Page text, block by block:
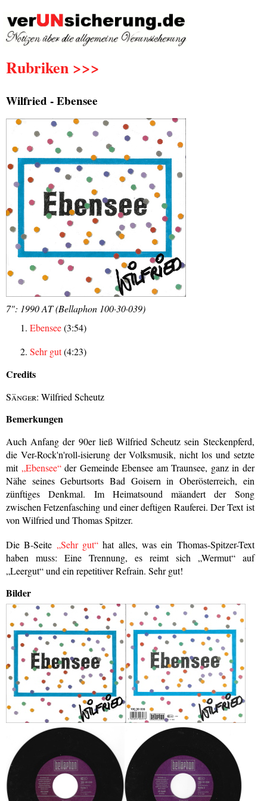
Rubriken >>>
Wilfried - Ebensee
7": 1990 AT (Bellaphon 100·30·039)
Ebensee(3:54)
Sehr gut(4:23)
Credits
Sänger: Wilfried Scheutz
Bemerkungen
Auch Anfang der 90er ließ Wilfried Scheutz sein Steckenpferd,
die Ver-Rock'n'roll-isierung der Volksmusik, nicht los und setzte
mit „Ebensee“der Gemeinde Ebensee am Traunsee, ganz in der
Nähe seines Geburtsorts Bad Goisern in Oberösterreich, ein
zünftiges Denkmal. Im Heimatsound mäandert der Song
zwischen Fetzenfasching und einer deftigen Rauferei. Der Text ist
von Wilfried und Thomas Spitzer.
Die B-Seite „Sehr gut“hat alles, was ein Thomas-Spitzer-Text
haben muss: Eine Trennung, es reimt sich „Wermut“ auf
„Leergut“ und ein repetitiver Refrain. Sehr gut!
Bilder